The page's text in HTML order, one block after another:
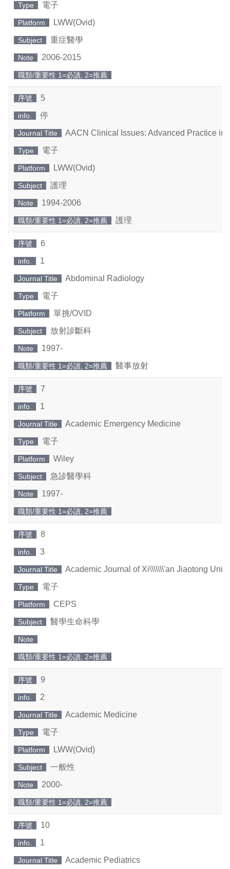
Type 電子
Platform LWW(Ovid)
Subject 重症醫學
Note 2006-2015
職類/重要性 1=必讀, 2=推薦
序號 5
info. 停
Journal Title AACN Clinical Issues: Advanced Practice in
Type 電子
Platform LWW(Ovid)
Subject 護理
Note 1994-2006
職類/重要性 1=必讀, 2=推薦 護理
序號 6
info. 1
Journal Title Abdominal Radiology
Type 電子
Platform 單挑/OVID
Subject 放射診斷科
Note 1997-
職類/重要性 1=必讀, 2=推薦 醫事放射
序號 7
info. 1
Journal Title Academic Emergency Medicine
Type 電子
Platform Wiley
Subject 急診醫學科
Note 1997-
職類/重要性 1=必讀, 2=推薦
序號 8
info. 3
Journal Title Academic Journal of Xi\\\\\\\'an Jiaotong
Type 電子
Platform CEPS
Subject 醫學生命科學
Note
職類/重要性 1=必讀, 2=推薦
序號 9
info. 2
Journal Title Academic Medicine
Type 電子
Platform LWW(Ovid)
Subject 一般性
Note 2000-
職類/重要性 1=必讀, 2=推薦
序號 10
info. 1
Journal Title Academic Pediatrics